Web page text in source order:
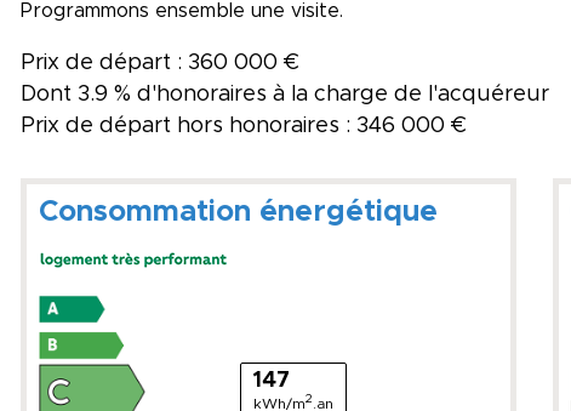
Programmons ensemble une visite.
Prix de départ : 360 000 €
Dont 3.9 % d'honoraires à la charge de l'acquéreur
Prix de départ hors honoraires : 346 000 €
Consommation énergétique
147
kWh/m2 .an